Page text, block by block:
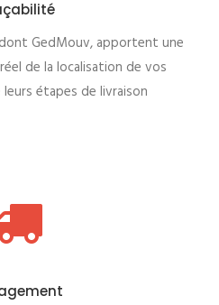
GedMouv, apportent une
de la localisation de vos
étapes de livraison